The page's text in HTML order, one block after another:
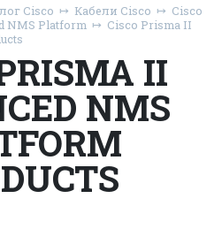
Cisco Кабели Cisco
Cisco
NMS Platform
Cisco Prisma II
II
NMS